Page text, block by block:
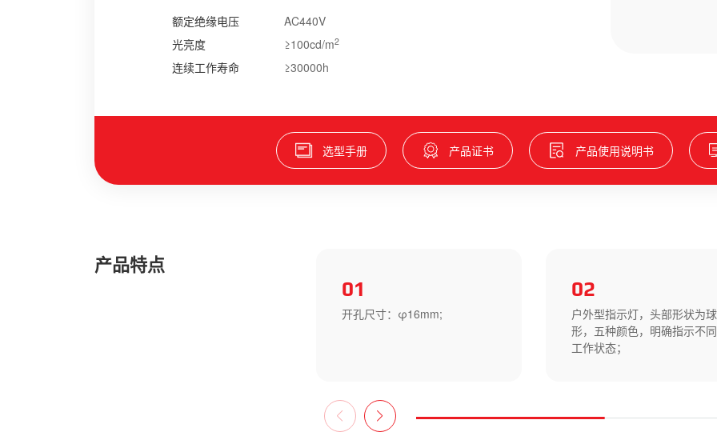
额定绝缘电压
AC440V
光亮度
≥100cd/m2
连续工作寿命 ≥30000h
选型手册 产品证书 产品使用说明书
产品特点
01
开孔尺寸：φ16mm;
02
户外型指示灯，头部形状为球
形，五种颜色，明确指示不同
工作状态；